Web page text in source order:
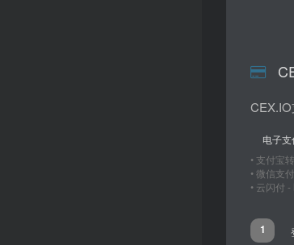
电子支
• 支付宝
• 微信支
• 云闪付
1